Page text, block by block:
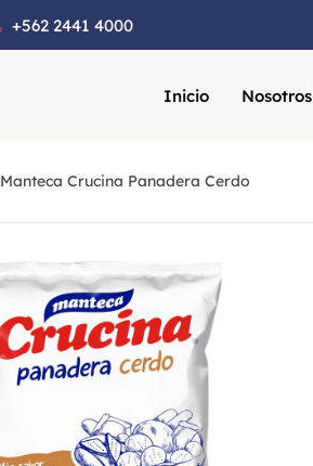
+562 2441 4000
Inicio Nosotros
Manteca Crucina Panadera Cerdo